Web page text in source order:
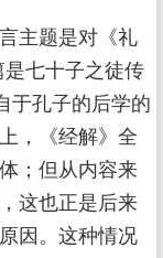
主题是对《礼
是七十子之徒传
于孔子的后学的
，《经解》全
；但从内容来
这也正是后来
因。这种情况